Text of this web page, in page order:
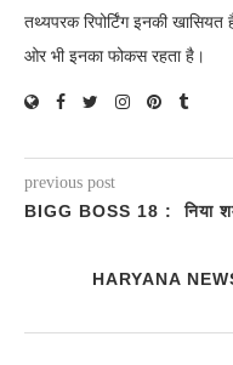
तथ्यपरक रिपोर्टिंग इनकी
ओर भी इनका फोकस रहता है।
previous post
BIGG BOSS 18 : निया
HARYANA